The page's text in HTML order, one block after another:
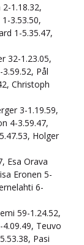
1.18.32,
3.53.50,
1-5.35.47,
32-1.23.05,
Pål
Christoph
3-1.19.59,
4-3.59.47,
Holger
Esa Orava
Eronen 5-
6-
59-1.24.52,
Teuvo
Pasi